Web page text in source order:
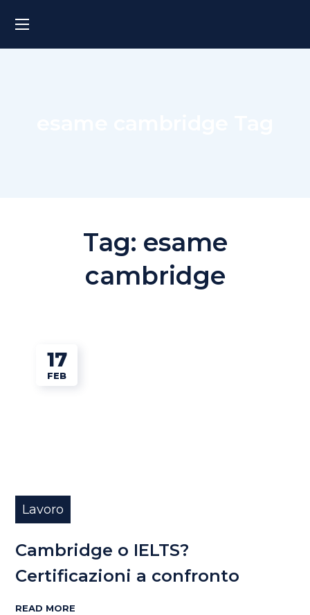
Tag: esame
cambridge
17
FEB
Lavoro
Cambridge o IELTS?
Certificazioni a confronto
READ MORE